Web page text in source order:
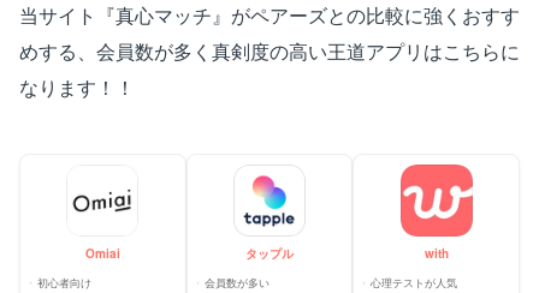
当サイト『真心マッチ』がペアーズとの比較に強くおすす
めする、会員数が多く真剣度の高い王道アプリはこちらに
なります！！
Omiai
初心者向け
タップル
会員数が多い
with
心理テストが人気